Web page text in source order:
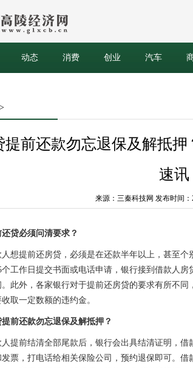
动态 消费 创业 汽车
>
提前还款勿忘退保及解抵
速讯
来源：三秦科技网 发布时间：
贷必须问清要求？
人想提前还房贷，必须是在还款半年以上，甚至
个工作日提交书面或电话申请，银行接到借款人
此外，各家银行对于提前还房贷的要求有所不
取一定数额的违约金。
提前还款勿忘退保及解抵押？
人提前结清全部尾款后，银行会出具结清证明，
发票，打电话给相关保险公司，预约退保即可。